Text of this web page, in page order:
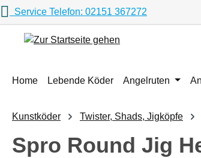
Hauptinhalt springen
Zur Suche springen
Zur Hauptnavigation springen
Service Telefon: 02151 367272
Home Lebende Köder Angelruten
Kunstköder Twister, Shads, Jigköpfe
Spro Round Jig